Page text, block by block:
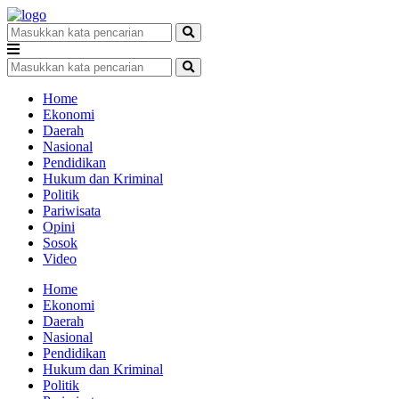
Home
Ekonomi
Daerah
Nasional
Pendidikan
Hukum dan Kriminal
Politik
Pariwisata
Opini
Sosok
Video
Home
Ekonomi
Daerah
Nasional
Pendidikan
Hukum dan Kriminal
Politik